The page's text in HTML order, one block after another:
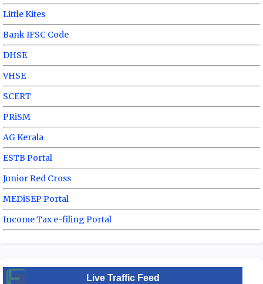
Little Kites
Bank IFSC Code
DHSE
VHSE
SCERT
PRiSM
AG Kerala
ESTB Portal
Junior Red Cross
MEDiSEP Portal
Income Tax e-filing Portal
Live Traffic Feed